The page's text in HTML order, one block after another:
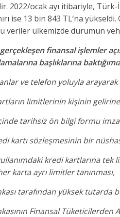
2022/ocak ayı itibariyle, Türk-
ise 13 bin 843 TL’na yükseldi.
veriler ülkemizde durumun
gerçekleşen finansal işlemler
başlıklarına
ve telefon yoluyla arayarak
limitlerinin kişinin
tarihsiz ön bilgi formu
kartı sözleşmesinin bir
kredi kartlarına tek
karta ayrı limitler tanınması,
tarafından yüksek tutarda
Finansal Tüketicilerden